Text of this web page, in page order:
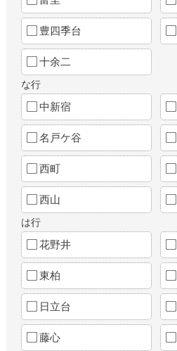
豊四季台
十余二
な行
中新宿
名戸ケ谷
西町
西山
は行
花野井
東柏
日立台
藤心